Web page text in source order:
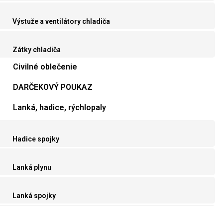
Výstuže a ventilátory chladiča
Zátky chladiča
Civilné oblečenie
DARČEKOVÝ POUKAZ
Lanká, hadice, rýchlopaly
Hadice spojky
Lanká plynu
Lanká spojky